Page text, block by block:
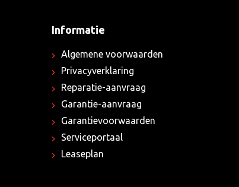
Informatie
Algemene voorwaarden
Privacyverklaring
Reparatie-aanvraag
Garantie-aanvraag
Garantievoorwaarden
Serviceportaal
Leaseplan